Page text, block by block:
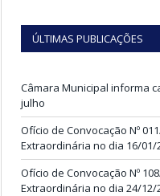
ÚLTIMAS PUBLICAÇÕES
Câmara Municipal informa
julho
Ofício de Convocação Nº
Extraordinária no dia 16/01/
Ofício de Convocação Nº
Extraordinária no dia 24/12/